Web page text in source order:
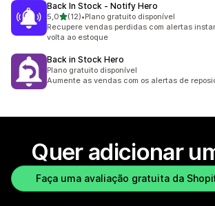
Back In Stock ‑ Notify Hero
5,0de 5 estrelas
(12)
12 avaliações ao todo
•Plano gratuito disponível
Recupere vendas perdidas com alertas
volta ao estoque
Back in Stock Hero
Plano gratuito disponível
Aumente as vendas com os alertas de
Quer adicionar
Faça uma avaliação gratuita da